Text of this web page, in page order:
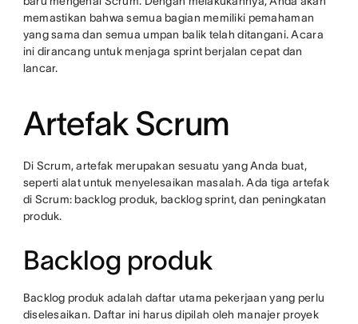
memastikan bahwa semua bagian memiliki pemahaman
yang sama dan semua umpan balik telah ditangani. Acara
ini dirancang untuk menjaga sprint berjalan cepat dan
lancar.
Artefak Scrum
Di Scrum, artefak merupakan sesuatu yang Anda buat,
seperti alat untuk menyelesaikan masalah. Ada tiga artefak
di Scrum: backlog produk, backlog sprint, dan peningkatan
produk.
Backlog produk
Backlog produk adalah daftar utama pekerjaan yang perlu
diselesaikan. Daftar ini harus dipilah oleh manajer proyek